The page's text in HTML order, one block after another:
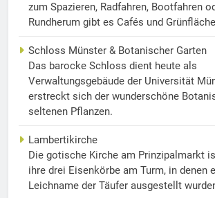
zum Spazieren, Radfahren, Bootfahren
Rundherum gibt es Cafés und
Schloss Münster & Botanischer Garten
Das barocke Schloss dient heute als
Verwaltungsgebäude der Universität
erstreckt sich der wunderschöne
seltenen Pflanzen.
Lambertikirche
Die gotische Kirche am Prinzipalmarkt
ihre drei Eisenkörbe am Turm, in denen
Leichname der Täufer ausgestellt